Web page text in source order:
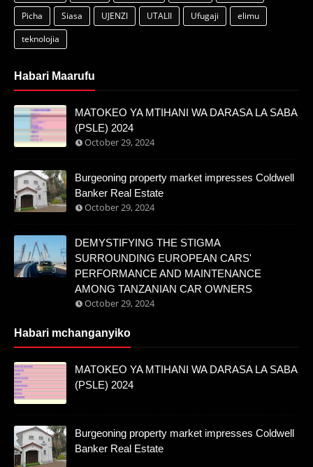
Picha
Siasa UJENZI UTALII Ufugaji
elimu
teknolojia
Habari Maarufu
MATOKEO YA MTIHANI WA DARASA LA SABA
(PSLE) 2024
October 29, 2024
Burgeoning property market impresses Coldwell
Banker Real Estate
October 29, 2024
DEMYSTIFYING THE STIGMA
SURROUNDING EUROPEAN CARS'
PERFORMANCE AND MAINTENANCE
AMONG TANZANIAN CAR OWNERS
October 29, 2024
Habari mchanganyiko
MATOKEO YA MTIHANI WA DARASA LA SABA
(PSLE) 2024
Burgeoning property market impresses Coldwell
Banker Real Estate